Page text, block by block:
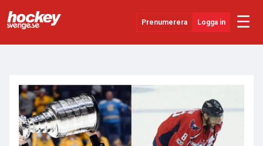
Prenumerera Logga in ☰
SHL
Evenemang